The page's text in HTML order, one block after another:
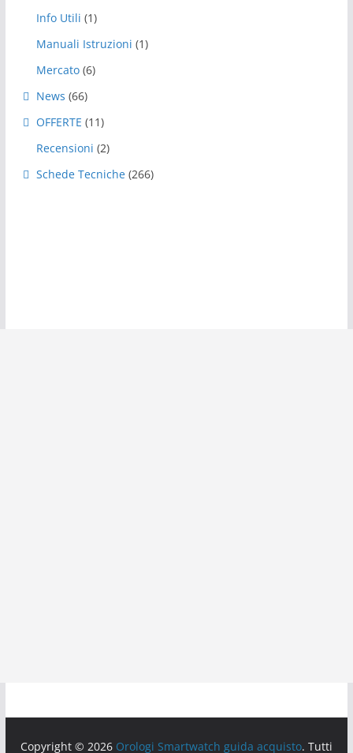
Info Utili (1)
Manuali Istruzioni (1)
Mercato (6)
News (66)
OFFERTE (11)
Recensioni (2)
Schede Tecniche (266)
Copyright © 2026 Orologi Smartwatch guida acquisto. Tutti